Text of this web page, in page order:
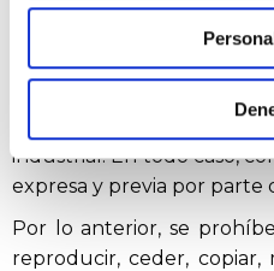
pertenecen a sus
ellos mismos
controversia que
legislación en materia
industrial. En todo caso,
expresa y previa por parte
Por lo anterior, se
reproducir, ceder,